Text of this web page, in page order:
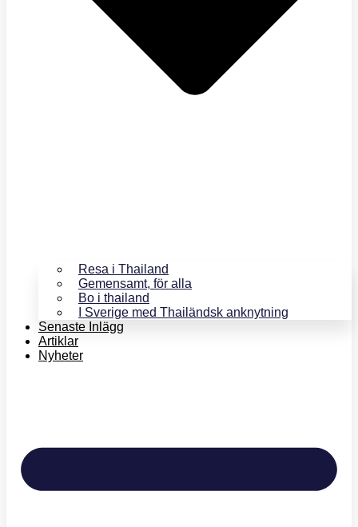
Resa i Thailand
Gemensamt, för alla
Bo i thailand
I Sverige med Thailändsk anknytning
Senaste Inlägg
Artiklar
Nyheter